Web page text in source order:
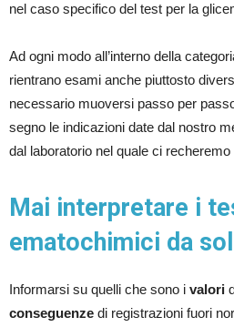
nel caso specifico del test per la
Ad ogni modo all’interno della
rientrano esami anche piuttosto
necessario muoversi passo per
segno le indicazioni date dal nostro
dal laboratorio nel quale ci
Mai interpretare i
ematochimici da
Informarsi su quelli che sono i valori
conseguenze di registrazioni fuori